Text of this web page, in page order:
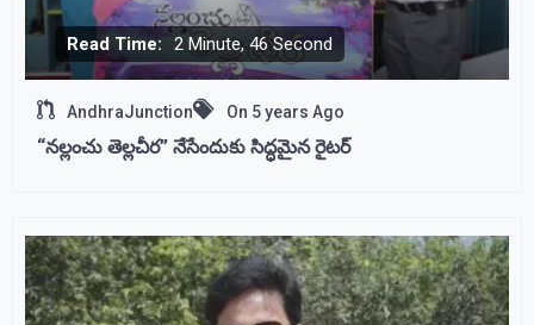
Read Time: 2 Minute, 46 Second
AndhraJunction On 5 years Ago
“నల్లంచు తెల్లచీర” నేసేందుకు సిద్ధమైన రైటర్